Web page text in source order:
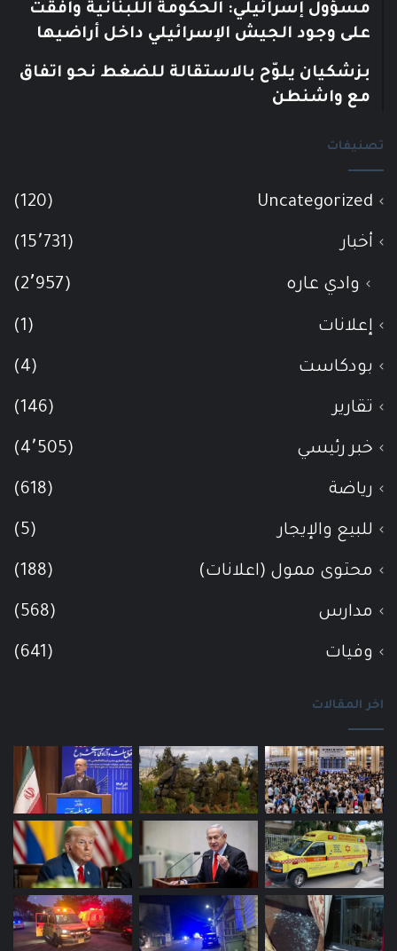
مسؤول إسرائيلي: الحكومة اللبنانية وافقت
على وجود الجيش الإسرائيلي داخل أراضيها
بزشكيان يلوّح بالاستقالة للضغط نحو اتفاق
مع واشنطن
تصنيفات
Uncategorized
(120)
أخبار (15٬731)
وادي عاره (2٬957)
إعلانات (1)
بودكاست (4)
تقارير (146)
خبر رئيسي (4٬505)
رياضة (618)
للبيع والإيجار (5)
محتوى ممول (اعلانات) (188)
مدارس (568)
وفيات (641)
اخر المقالات